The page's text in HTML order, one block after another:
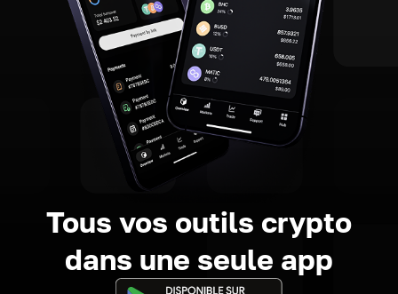
Tous vos outils crypto
dans une seule app